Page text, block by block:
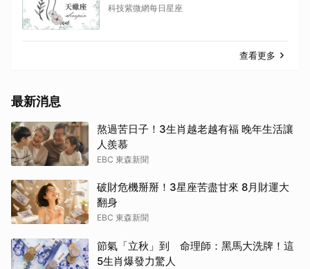
科技紫微網每日星座
查看更多
最新消息
熬過苦日子！3生肖越老越有福 晚年生活讓
人羨慕
EBC 東森新聞
破財危機掰掰！3星座苦盡甘來 8月財運大
翻身
EBC 東森新聞
節氣「立秋」到 命理師：黑馬大洗牌！這
5生肖爆發力驚人